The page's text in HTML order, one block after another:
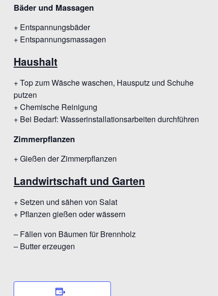
Bäder und Massagen
+ Entspannungsbäder
+ Entspannungsmassagen
Haushalt
+ Top zum Wäsche waschen, Hausputz und Schuhe
putzen
+ Chemische Reinigung
+ Bei Bedarf: Wasserinstallationsarbeiten durchführen
Zimmerpflanzen
+ Gießen der Zimmerpflanzen
Landwirtschaft und Garten
+ Setzen und sähen von Salat
+ Pflanzen gießen oder wässern
– Fällen von Bäumen für Brennholz
– Butter erzeugen